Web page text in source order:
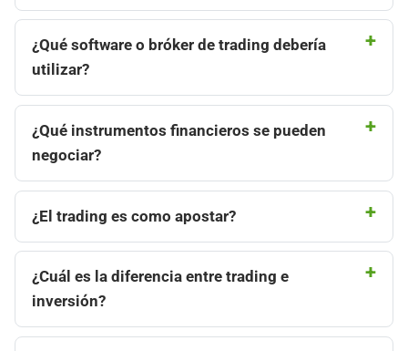
¿Qué software o bróker de trading debería
utilizar?
¿Qué instrumentos financieros se pueden
negociar?
¿El trading es como apostar?
¿Cuál es la diferencia entre trading e
inversión?